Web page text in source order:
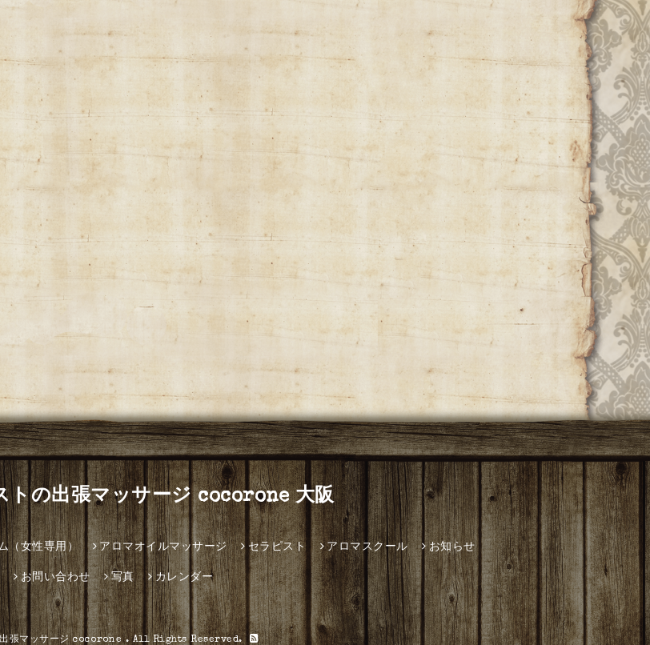
トの出張マッサージ cocorone 大阪
（女性専用） アロマオイルマッサージ セラピスト アロマスクール お知らせ
お問い合わせ 写真 カレンダー
出張マッサージ cocorone. All Rights Reserved.